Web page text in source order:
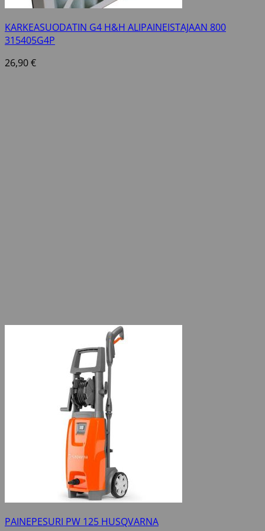
KARKEASUODATIN G4 H&H ALIPAINEISTAJAAN 800
315405G4P
26,90€
PAINEPESURI PW 125 HUSQVARNA